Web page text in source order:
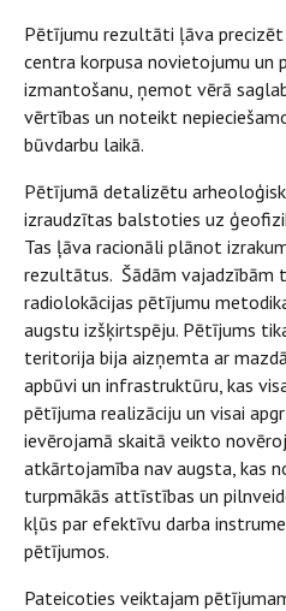
Pētījumu rezultāti ļāva
centra korpusa novietojumu
izmantošanu, ņemot vērā
vērtības un noteikt
būvdarbu laikā.
Pētījumā detalizētu
izraudzītas balstoties uz
Tas ļāva racionāli plānot
rezultātus. Šādām vajadzībām
radiolokācijas pētījumu
augstu izšķirtspēju. Pētījums
teritorija bija aizņemta ar
apbūvi un infrastruktūru, kas
pētījuma realizāciju un visai
ievērojamā skaitā veikto
atkārtojamība nav augsta, kas
turpmākās attīstības un
kļūs par efektīvu darba
pētījumos.
Pateicoties veiktajam